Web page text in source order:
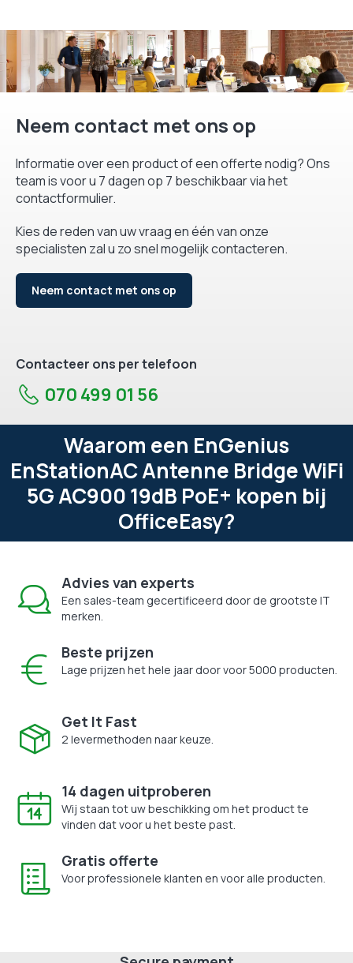
Neem contact met ons op
Informatie over een product of een offerte nodig? Ons
team is voor u 7 dagen op 7 beschikbaar via het
contactformulier.
Kies de reden van uw vraag en één van onze
specialisten zal u zo snel mogelijk contacteren.
Neem contact met ons op
Contacteer ons per telefoon
070 499 01 56
Waarom een EnGenius
EnStationAC Antenne Bridge WiFi
5G AC900 19dB PoE+ kopen bij
OfficeEasy?
Advies van experts
Een sales-team gecertificeerd door de grootste IT
merken.
Beste prijzen
Lage prijzen het hele jaar door voor 5000 producten.
Get It Fast
2 levermethoden naar keuze.
14 dagen uitproberen
Wij staan tot uw beschikking om het product te
vinden dat voor u het beste past.
Gratis offerte
Voor professionele klanten en voor alle producten.